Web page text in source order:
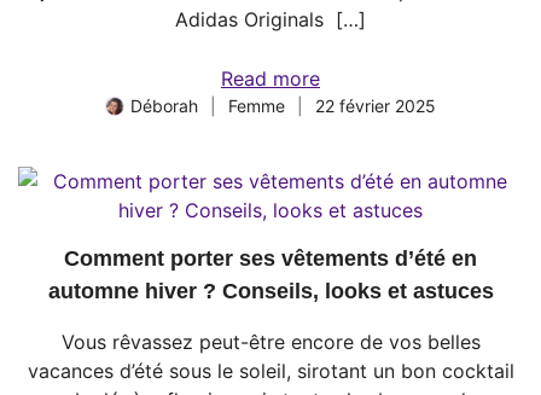
Adidas Originals […]
Read more
Déborah Femme 22 février 2025
Comment porter ses vêtements d’été en
automne hiver ? Conseils, looks et astuces
Vous rêvassez peut-être encore de vos belles
vacances d’été sous le soleil, sirotant un bon cocktail